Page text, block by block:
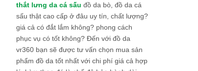
thắt lưng da cá sấu đồ da bò, đồ da cá
sấu thật cao cấp ở đâu uy tín, chất lượng?
giá cả có đắt lắm không? phong cách
phục vụ có tốt không? Đến với đồ da
vr360 bạn sẽ được tư vấn chọn mua sản
phẩm đồ da tốt nhất với chi phí giá cả hợp